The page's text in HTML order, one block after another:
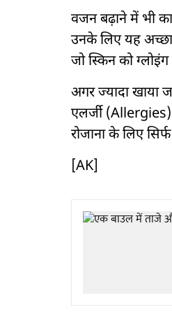
वजन बढ़ाने में भी
उनके लिए यह
जो स्किन को
अगर ज्यादा खाया
एलर्जी
रोजाना के लिए
[AK]